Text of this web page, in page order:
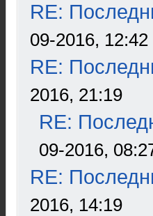
RE:
09-2016, 12:42
RE:
2016, 21:19
RE:
09-2016,
RE:
2016, 14:19